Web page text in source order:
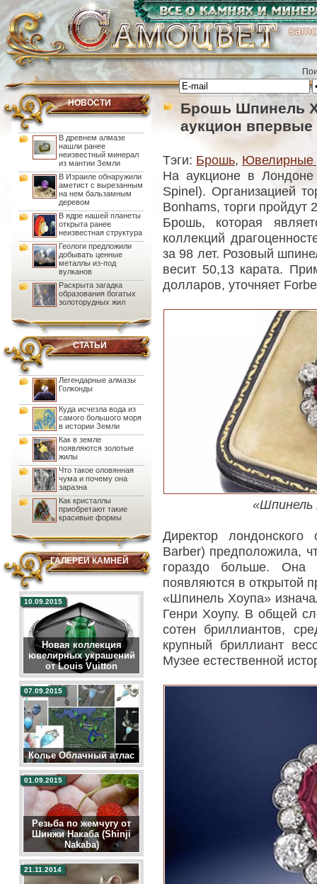
НОВОСТИ
В древнем алмазе
нашли ранее
неизвестный минерал
из мантии Земли
В Израиле обнаружили
аметист с вырезанным
на нем бальзамным
деревом
В ядре нашей планеты
открыта ранее
неизвестная структура
Геологи предложили
добывать ценные
металлы из-под
вулканов
Раскрыта загадка
образования богатых
золоторудных жил
СТАТЬИ
Легендарные алмазы
Голконды
Куда исчезла вода из
самого большого моря
в истории Земли
Как в земле
появляются золотые
жилы
Что такое оловянная
чума и почему она
заразна
Как кристаллы
приобретают такие
красивые формы
ГАЛЕРЕИ КАМНЕЙ
Новая коллекция
ювелирных украшений
от Louis Vuitton
10.09.2015
Колье Облачный атлас
07.09.2015
Резьба по жемчугу от
Шинжи Накаба (Shinji
Nakaba)
01.09.2015
21.11.2014
Брошь Шпинель
аукцион впервые
Тэги: Брошь, Ювелирные
На аукционе в
Spinel). Организацией
Bonhams, торги пройдут
Брошь, которая
коллекций
за 98 лет. Розовый
весит 50,13 карата.
долларов, уточняет
«Шпинель
Директор
Barber) предположила,
гораздо больше. Она
появляются в открытой
«Шпинель Хоупа»
Генри Хоупу. В общей
сотен бриллиантов,
крупный бриллиант
Музее естественной